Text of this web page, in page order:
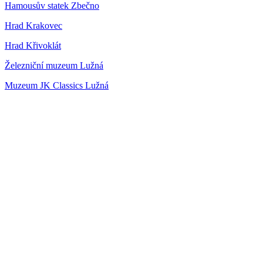
Hamousův statek Zbečno
Hrad Krakovec
Hrad Křivoklát
Železniční muzeum Lužná
Muzeum JK Classics Lužná